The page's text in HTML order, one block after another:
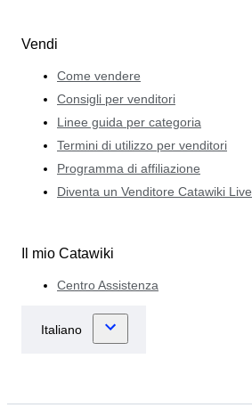
Vendi
Come vendere
Consigli per venditori
Linee guida per categoria
Termini di utilizzo per venditori
Programma di affiliazione
Diventa un Venditore Catawiki Live
Il mio Catawiki
Centro Assistenza